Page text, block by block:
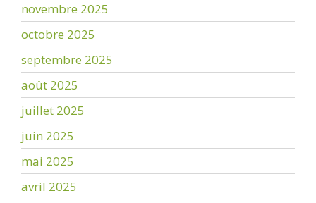
novembre 2025
octobre 2025
septembre 2025
août 2025
juillet 2025
juin 2025
mai 2025
avril 2025